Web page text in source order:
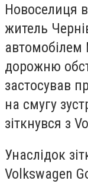
Новоселиця
житель
дорожню
застосував
на смугу
зіткнувся з
Унаслідок
Volkswagen